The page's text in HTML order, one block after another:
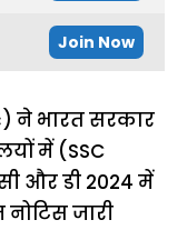
Join Now
ने भारत सरकार
में (SSC
और डी 2024 में
जारी